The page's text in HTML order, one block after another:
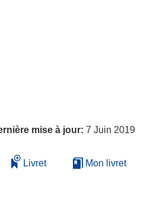
mise à jour: 7 Juin 2019
Livret Mon livret